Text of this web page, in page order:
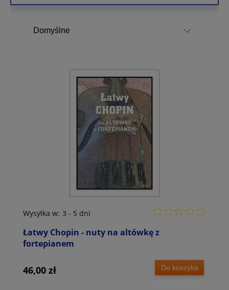
Łatwy Chopin - nuty na altówkę z
fortepianem
Wysyłka w: 3 - 5 dni
46,00 zł Do koszyka